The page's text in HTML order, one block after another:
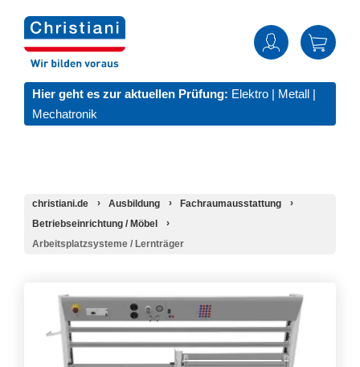
Hier geht es zur aktuellen Prüfung: Elektro | Metall |
Mechatronik
christiani.de Ausbildung
Fachraumausstattung
Betriebseinrichtung / Möbel
Arbeitsplatzsysteme / Lernträger